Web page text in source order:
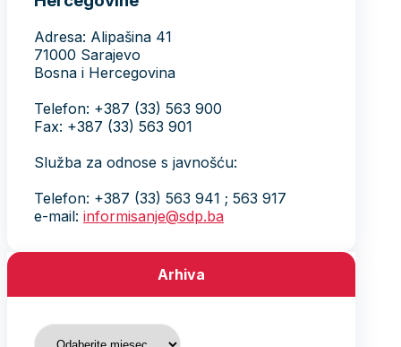
Adresa: Alipašina 41
71000 Sarajevo
Bosna i Hercegovina
Telefon: +387 (33) 563 900
Fax: +387 (33) 563 901
Služba za odnose s javnošću:
Telefon: +387 (33) 563 941 ; 563 917
e-mail: informisanje@sdp.ba
Arhiva
Arhiva